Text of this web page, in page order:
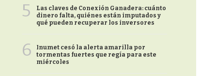
5
Las claves de Conexión Ganadera: cuánto
dinero falta, quiénes están imputados y
qué pueden recuperar los inversores
6
Inumet cesó la alerta amarilla por
tormentas fuertes que regía para este
miércoles